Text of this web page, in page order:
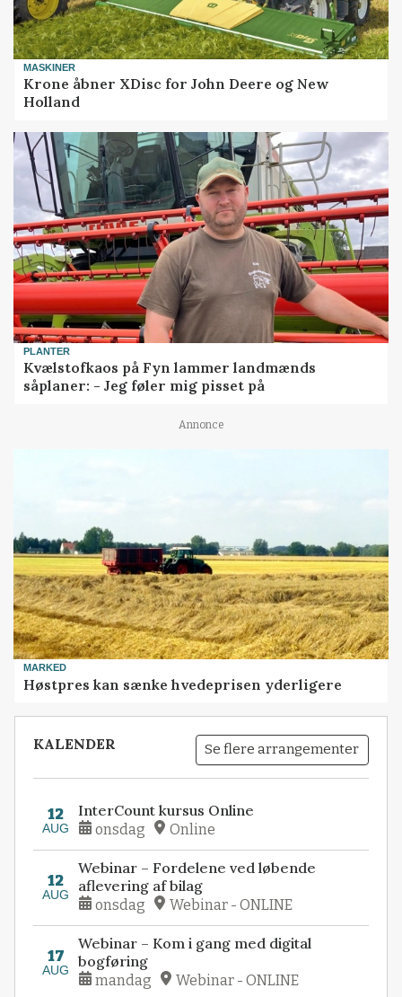
MASKINER
Krone åbner XDisc for John Deere og New
Holland
PLANTER
Kvælstofkaos på Fyn lammer landmænds
såplaner: - Jeg føler mig pisset på
Annonce
MARKED
Høstpres kan sænke hvedeprisen yderligere
KALENDER Se flere arrangementer
12
AUG
InterCount kursus Online
onsdag Online
12
AUG
Webinar – Fordelene ved løbende
aflevering af bilag
onsdag Webinar - ONLINE
17
AUG
Webinar – Kom i gang med digital
bogføring
mandag Webinar - ONLINE